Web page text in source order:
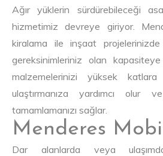
Ağır yüklerin sürdürebileceği
hizmetimiz devreye giriyor.
kiralama ile inşaat
gereksinimleriniz olan
malzemelerinizi yüksek
ulaştırmanıza yardımcı olur
tamamlamanızı sağlar.
Menderes
Dar alanlarda veya